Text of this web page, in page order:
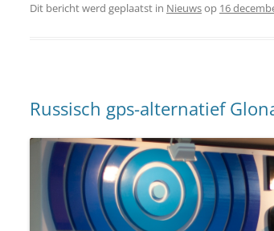
Dit bericht werd geplaatst in Nieuwsop 16
Russisch gps-alternatief